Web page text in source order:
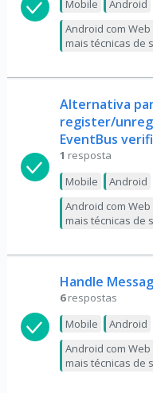
Mobile
Android
Android com
mais técnicas de
Alternativa
register/
EventBus
1 resposta
Mobile
Android
Android com
mais técnicas de
Handle
6 respostas
Mobile
Android
Android com
mais técnicas de